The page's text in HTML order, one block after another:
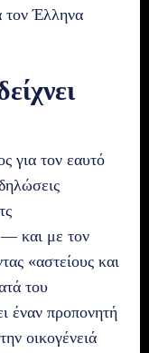
τον Έλληνα
για τον εαυτό
και με τον
«αστείους και
του
έναν προπονητή
οικογένειά